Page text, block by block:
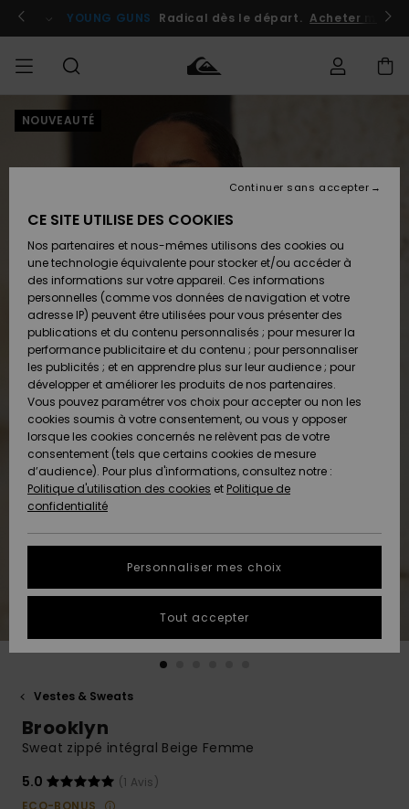
l'information
le
Se connecter / s'inscrire
YOUNG GUNS Radical dès le départ. Acheter
HOMME Vêtements
Chaussures
& Tongs
Surf
Snow
Nouveautés
A
Découvrir
Vêtements
Chaussures
& Tongs
Surf
Snow
Nouveautés
A
Découvrir
FEMME
Shop
A
Découvrir
Snow
SURF
Surf
Shop
Homme
Surf
Shop
Enfant
Highlights
Communauté
SNOW
Snow
Shop
Homme
Snow
Shop
Enfant
Snow
Shop
Femme
A
Découvrir
Communauté
OUTLET
Outlet
Homme
Enfant
Outlet
Femme
AIDE &
CONTACT
Accéder à
ma
Retours
Paiement
Carte
Cadeau
Quiksilver
Freedom
Protection
des
tailles
conversation
obtenir la
à votre
question.
Démarrer
MAGASINS
QUIKSILVER
NOUVEAUTÉ
Vestes & Sweats
Brooklyn
Sweat zippé intégral Beige Femme
5.0
(1 Avis)
CE SITE UTILISE DES COOKIES
Nos partenaires et nous-mêmes utilisons des cookies ou
une technologie équivalente pour stocker et/ou accéder à
des informations sur votre appareil. Ces informations
personnelles (comme vos données de navigation et votre
adresse IP) peuvent être utilisées pour vous présenter des
publications et du contenu personnalisés ; pour mesurer la
performance publicitaire et du contenu ; pour personnaliser
les publicités ; et en apprendre plus sur leur audience ; pour
développer et améliorer les produits de nos partenaires.
Vous pouvez paramétrer vos choix pour accepter ou non les
cookies soumis à votre consentement, ou vous y opposer
lorsque les cookies concernés ne relèvent pas de votre
consentement (tels que certains cookies de mesure
d’audience). Pour plus d'informations, consultez notre :
Politique d'utilisation des cookies et Politique de
confidentialité
Personnaliser mes choix
Continuer sans accepter
Tout accepter